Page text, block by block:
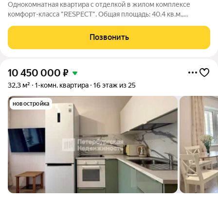
Однокомнатная квартира с отделкой в жилом комплексе
комфорт-класса "RESPECT". Общая площадь: 40.4 кв.м.,
кв.м. Все окна выходят на одну сторону. В квартире один
балкон, один совмещенный
Позвонить
10 450 000 ₽
32,3 м² 1-комн. квартира 16 этаж из 25
новостройка